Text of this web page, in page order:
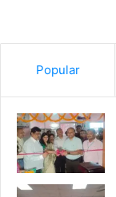
Popular